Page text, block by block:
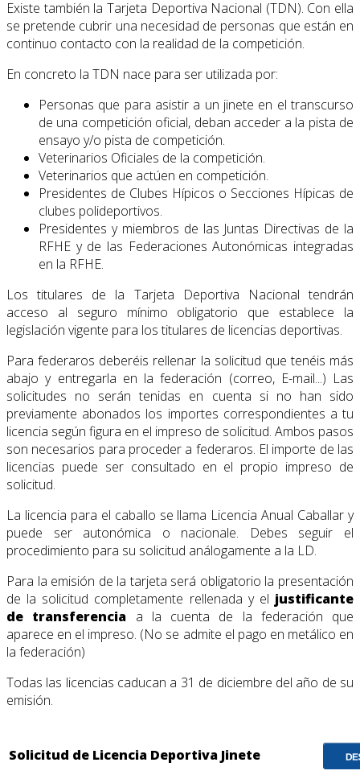
Existe también la Tarjeta Deportiva Nacional (TDN). Con ella
se pretende cubrir una necesidad de personas que están en
continuo contacto con la realidad de la competición.
En concreto la TDN nace para ser utilizada por:
Personas que para asistir a un jinete en el transcurso
de una competición oficial, deban acceder a la pista de
ensayo y/o pista de competición.
Veterinarios Oficiales de la competición.
Veterinarios que actúen en competición.
Presidentes de Clubes Hípicos o Secciones Hípicas de
clubes polideportivos.
Presidentes y miembros de las Juntas Directivas de la
RFHE y de las Federaciones Autonómicas integradas
en la RFHE.
Los titulares de la Tarjeta Deportiva Nacional tendrán
acceso al seguro mínimo obligatorio que establece la
legislación vigente para los titulares de licencias deportivas.
Para federaros deberéis rellenar la solicitud que tenéis más
abajo y entregarla en la federación (correo, E-mail...) Las
solicitudes no serán tenidas en cuenta si no han sido
previamente abonados los importes correspondientes a tu
licencia según figura en el impreso de solicitud. Ambos pasos
son necesarios para proceder a federaros. El importe de las
licencias puede ser consultado en el propio impreso de
solicitud.
La licencia para el caballo se llama Licencia Anual Caballar y
puede ser autonómica o nacionale. Debes seguir el
procedimiento para su solicitud análogamente a la LD.
Para la emisión de la tarjeta será obligatorio la presentación
de la solicitud completamente rellenada y el justificante
de transferencia a la cuenta de la federación que
aparece en el impreso. (No se admite el pago en metálico en
la federación)
Todas las licencias caducan a 31 de diciembre del año de su
emisión.
Solicitud de Licencia Deportiva Jinete